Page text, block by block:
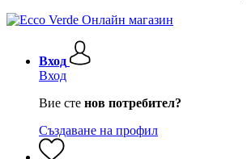
Вход
Вход
Вие сте нов потребител?
Създаване на профил